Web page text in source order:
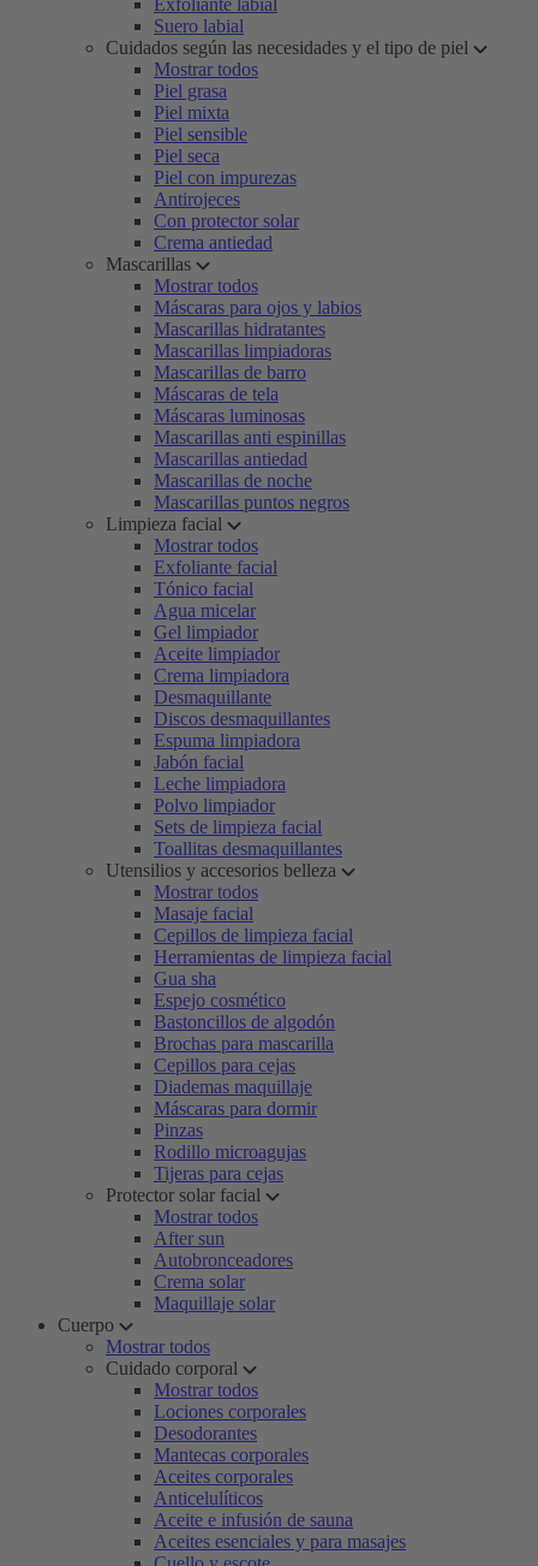
Exfoliante labial
Suero labial
Cuidados según las necesidades y el tipo de piel
Mostrar todos
Piel grasa
Piel mixta
Piel sensible
Piel seca
Piel con impurezas
Antirojeces
Con protector solar
Crema antiedad
Mascarillas
Mostrar todos
Máscaras para ojos y labios
Mascarillas hidratantes
Mascarillas limpiadoras
Mascarillas de barro
Máscaras de tela
Máscaras luminosas
Mascarillas anti espinillas
Mascarillas antiedad
Mascarillas de noche
Mascarillas puntos negros
Limpieza facial
Mostrar todos
Exfoliante facial
Tónico facial
Agua micelar
Gel limpiador
Aceite limpiador
Crema limpiadora
Desmaquillante
Discos desmaquillantes
Espuma limpiadora
Jabón facial
Leche limpiadora
Polvo limpiador
Sets de limpieza facial
Toallitas desmaquillantes
Utensilios y accesorios belleza
Mostrar todos
Masaje facial
Cepillos de limpieza facial
Herramientas de limpieza facial
Gua sha
Espejo cosmético
Bastoncillos de algodón
Brochas para mascarilla
Cepillos para cejas
Diademas maquillaje
Máscaras para dormir
Pinzas
Rodillo microagujas
Tijeras para cejas
Protector solar facial
Mostrar todos
After sun
Autobronceadores
Crema solar
Maquillaje solar
Cuerpo
Mostrar todos
Cuidado corporal
Mostrar todos
Lociones corporales
Desodorantes
Mantecas corporales
Aceites corporales
Anticelulíticos
Aceite e infusión de sauna
Aceites esenciales y para masajes